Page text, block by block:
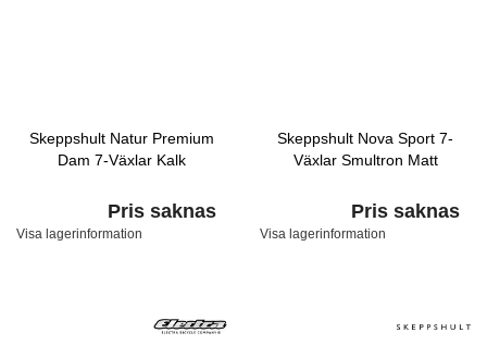
Skeppshult Natur Premium
Dam 7-Växlar Kalk
Pris saknas
Visa lagerinformation
Skeppshult Nova Sport 7-
Växlar Smultron Matt
Pris saknas
Visa lagerinformation